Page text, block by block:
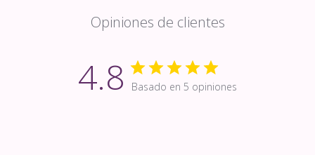
Opiniones de clientes
4.8 Basado en 5 opiniones